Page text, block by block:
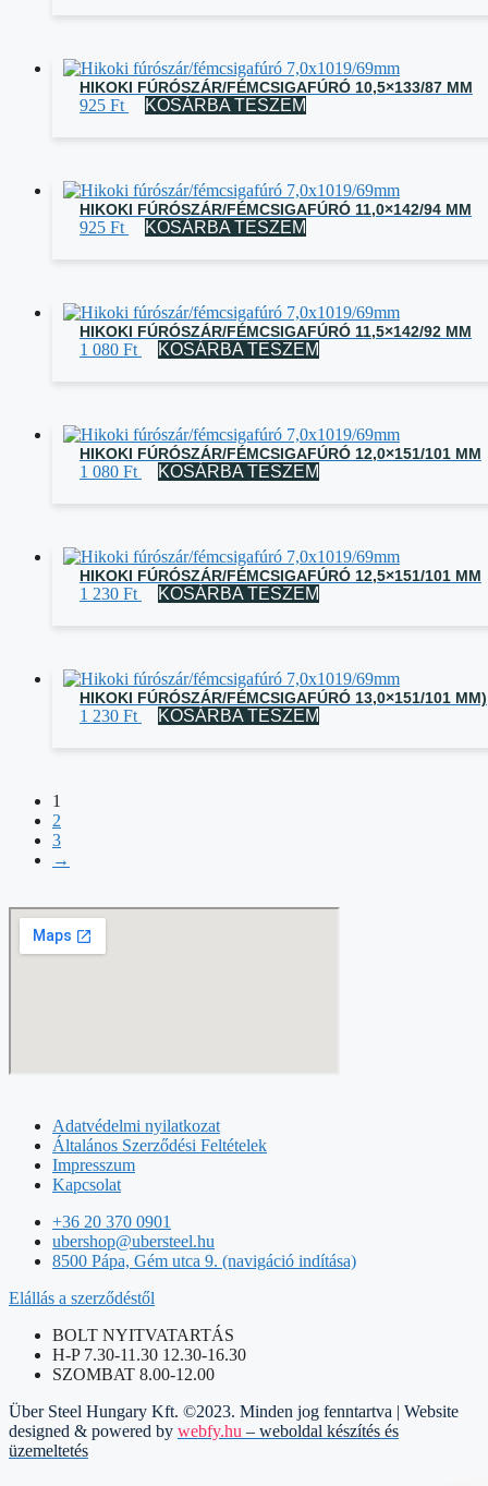
HIKOKI FÚRÓSZÁR/FÉMCSIGAFÚRÓ 10,5×133/87 MM
925 Ft KOSÁRBA TESZEM
HIKOKI FÚRÓSZÁR/FÉMCSIGAFÚRÓ 11,0×142/94 MM
925 Ft KOSÁRBA TESZEM
HIKOKI FÚRÓSZÁR/FÉMCSIGAFÚRÓ 11,5×142/92 MM
1 080 Ft KOSÁRBA TESZEM
HIKOKI FÚRÓSZÁR/FÉMCSIGAFÚRÓ 12,0×151/101 MM
1 080 Ft KOSÁRBA TESZEM
HIKOKI FÚRÓSZÁR/FÉMCSIGAFÚRÓ 12,5×151/101 MM
1 230 Ft KOSÁRBA TESZEM
HIKOKI FÚRÓSZÁR/FÉMCSIGAFÚRÓ 13,0×151/101 MM)
1 230 Ft KOSÁRBA TESZEM
1
2
3
→
Adatvédelmi nyilatkozat
Általános Szerződési Feltételek
Impresszum
Kapcsolat
+36 20 370 0901
ubershop@ubersteel.hu
8500 Pápa, Gém utca 9. (navigáció indítása)
Elállás a szerződéstől
BOLT NYITVATARTÁS
H-P 7.30-11.30 12.30-16.30
SZOMBAT 8.00-12.00
Über Steel Hungary Kft. ©2023. Minden jog fenntartva | Website
designed & powered by webfy.hu – weboldal készítés és
üzemeltetés